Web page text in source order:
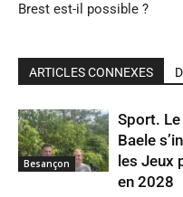
Brest est-il possible ?
ARTICLES CONNEXES
Besançon
Sport.
Baele
les Jeux
en 2028